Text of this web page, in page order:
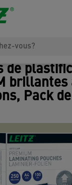
de
brillantes
Pack